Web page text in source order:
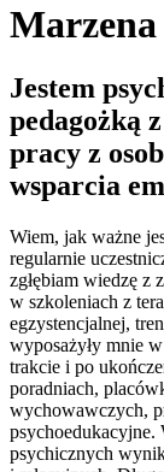
Jestem
pedagożką
pracy z
wsparcia
Wiem, jak ważne
regularnie
zgłębiam wiedzę z
w szkoleniach z
egzystencjalnej,
wyposażyły mnie
trakcie i po
poradniach,
wychowawczych,
psychoedukacyjne.
psychicznych